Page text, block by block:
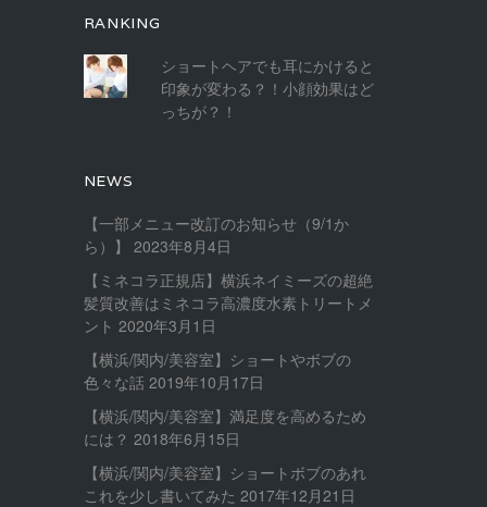
RANKING
ショートヘアでも耳にかけると
印象が変わる？！小顔効果はど
っちが？！
NEWS
【一部メニュー改訂のお知らせ（9/1か
ら）】
2023年8月4日
【ミネコラ正規店】横浜ネイミーズの超絶
髪質改善はミネコラ高濃度水素トリートメ
ント 2020年3月1日
【横浜/関内/美容室】ショートやボブの
色々な話 2019年10月17日
【横浜/関内/美容室】満足度を高めるため
には？ 2018年6月15日
【横浜/関内/美容室】ショートボブのあれ
これを少し書いてみた 2017年12月21日